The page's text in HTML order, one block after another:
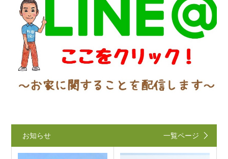
お知らせ 一覧ページ